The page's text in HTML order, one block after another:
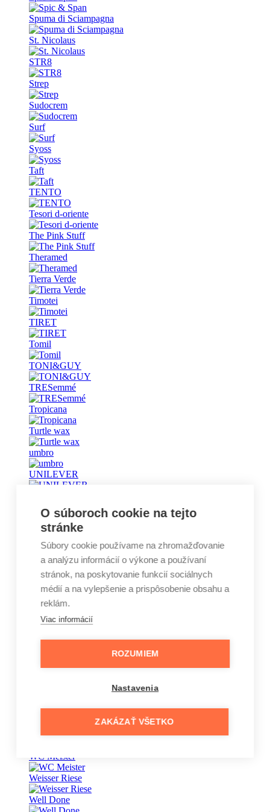
O súboroch cookie na tejto
stránke
Súbory cookie používame na zhromažďovanie
a analýzu informácií o výkone a používaní
stránok, na poskytovanie funkcií sociálnych
médií a na vylepšenie a prispôsobenie obsahu a
reklám.
Viac informácií
ROZUMIEM
Nastavenia
ZAKÁZAŤ VŠETKO
Spuma di Sciampagna
St. Nicolaus
STR8
Strep
Sudocrem
Surf
Syoss
Taft
TENTO
Tesori d-oriente
The Pink Stuff
Theramed
Tierra Verde
Timotei
TIRET
Tomil
TONI&GUY
TRESemmé
Tropicana
Turtle wax
umbro
UNILEVER
Vademecum
Vape
Veet
Vernel
Wansou
wave
WC Meister
Weisser Riese
Well Done